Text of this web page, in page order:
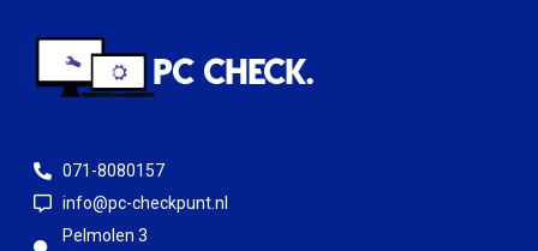
071-8080157
info@pc-checkpunt.nl
Pelmolen 3